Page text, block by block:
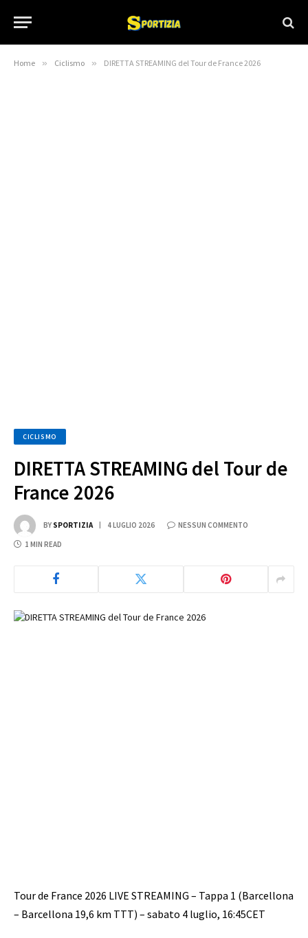
Home » Ciclismo » DIRETTA STREAMING del Tour de France 2026
CICLISMO
DIRETTA STREAMING del Tour de
France 2026
BY SPORTIZIA 4 LUGLIO 2026 NESSUN COMMENTO
1 MIN READ
Tour de France 2026 LIVE STREAMING – Tappa 1 (Barcellona
– Barcellona 19,6 km TTT) – sabato 4 luglio, 16:45CET